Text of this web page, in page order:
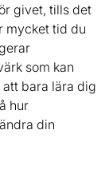
givet, tills det
mycket tid du
som kan
att bara lära dig
hur
din